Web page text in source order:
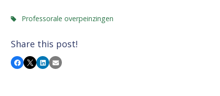
Professorale overpeinzingen
Share this post!
Facebook
X LinkedIn
Email